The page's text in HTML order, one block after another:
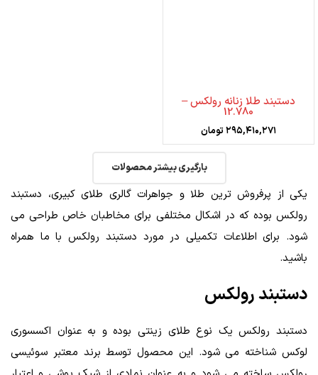
دستبند طلا زنانه رولکس –
12.780
۲۹۵,۴۱۰,۲۷۱تومان
بارگیری بیشتر محصولات
یکی از پرفروش ترین طلا و جواهرات گالری طلای کبیری، دستبند
رولکس بوده که در اشکال مختلفی برای مخاطبان خاص طراحی می
شود. برای اطلاعات تکمیلی در مورد دستبند رولکس با ما همراه
باشید.
دستبند رولکس
دستبند رولکس یک نوع طلای زینتی بوده و به عنوان اکسسوری
لوکس شناخته می شود. این محصول توسط برند معتبر سوئیسی